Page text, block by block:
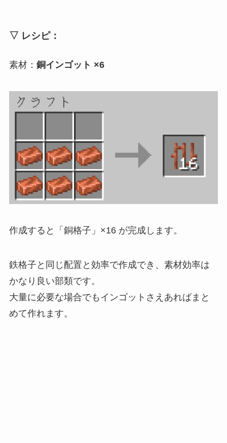
▽ レシピ：
素材： 銅インゴット ×6
作成すると「銅格子」×16 が完成します。
鉄格子と同じ配置と効率で作成でき、素材効率は
かなり良い部類です。
大量に必要な場合でもインゴットさえあればまと
めて作れます。